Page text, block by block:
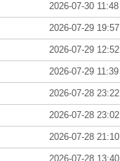
2026-07-30 11:48
2026-07-29 19:57
2026-07-29 12:52
2026-07-29 11:39
2026-07-28 23:22
2026-07-28 23:02
2026-07-28 21:10
2026-07-28 13:40